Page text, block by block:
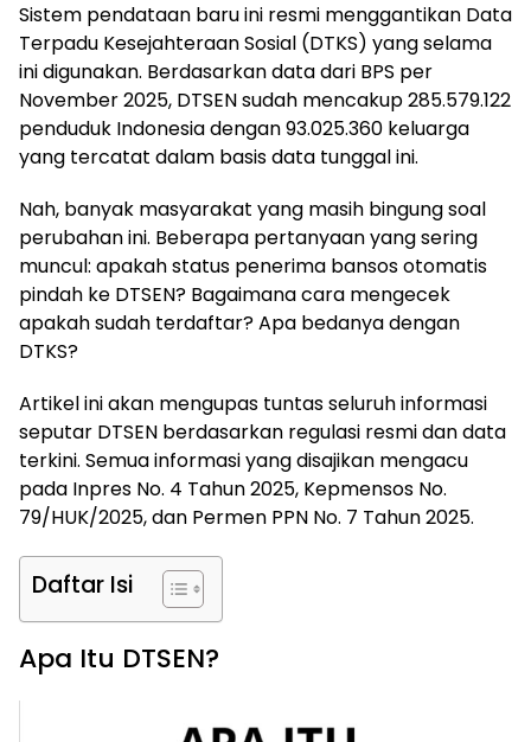
Sistem pendataan baru ini resmi menggantikan Data
Terpadu Kesejahteraan Sosial (DTKS) yang selama
ini digunakan. Berdasarkan data dari BPS per
November 2025, DTSEN sudah mencakup 285.579.122
penduduk Indonesia dengan 93.025.360 keluarga
yang tercatat dalam basis data tunggal ini.
Nah, banyak masyarakat yang masih bingung soal
perubahan ini. Beberapa pertanyaan yang sering
muncul: apakah status penerima bansos otomatis
pindah ke DTSEN? Bagaimana cara mengecek
apakah sudah terdaftar? Apa bedanya dengan
DTKS?
Artikel ini akan mengupas tuntas seluruh informasi
seputar DTSEN berdasarkan regulasi resmi dan data
terkini. Semua informasi yang disajikan mengacu
pada Inpres No. 4 Tahun 2025, Kepmensos No.
79/HUK/2025, dan Permen PPN No. 7 Tahun 2025.
Daftar Isi
Apa Itu DTSEN?